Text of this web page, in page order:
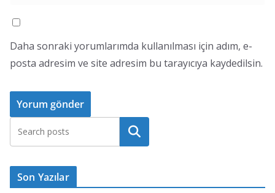
Daha sonraki yorumlarımda kullanılması için adım, e-
posta adresim ve site adresim bu tarayıcıya kaydedilsin.
Ara
Son Yazılar